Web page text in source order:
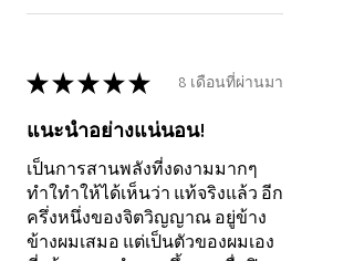
★★★★★ 8 เดือนที่ผ่านมา
แนะนำอย่างแน่นอน!
เป็นการสานพลังที่งดงามมากๆ
ทำใทำให้ได้เห็นว่า แท้จริงแล้ว อีก
ครึ่งหนึ่งของจิตวิญญาณ อยู่ข้าง
ข้างผมเสมอ แต่เป็นตัวของผมเอง